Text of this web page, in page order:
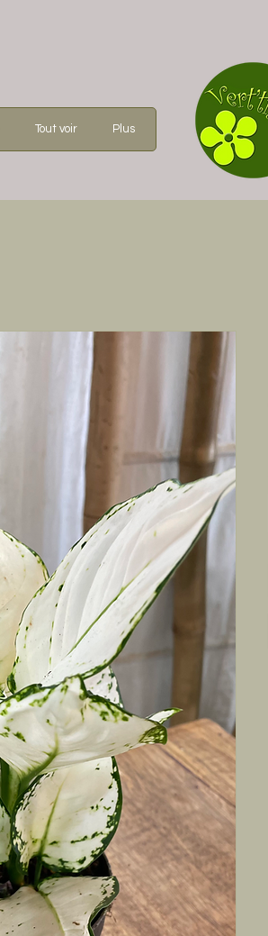
Tout voir Plus